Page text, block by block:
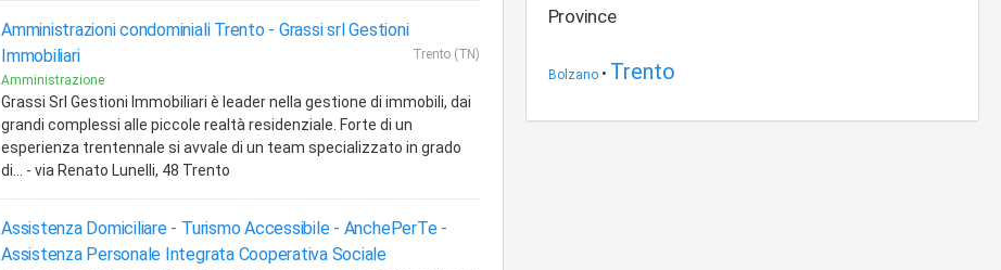
Amministrazioni condominiali Trento - Grassi srl Gestioni
Immobiliari
Trento (TN)
Amministrazione
Grassi Srl Gestioni Immobiliari è leader nella gestione di immobili, dai
grandi complessi alle piccole realtà residenziale. Forte di un
esperienza trentennale si avvale di un team specializzato in grado
di... - via Renato Lunelli, 48 Trento
Assistenza Domiciliare - Turismo Accessibile - AnchePerTe -
Assistenza Personale Integrata Cooperativa Sociale
Province
Bolzano • Trento